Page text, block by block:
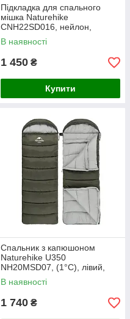
Підкладка для спального
мішка Naturehike
CNH22SD016, нейлон,
коричнева
В наявності
1 450 ₴
Купити
Спальник з капюшоном
Naturehike U350
NH20MSD07, (1°C), лівий,
зелений
В наявності
1 740 ₴